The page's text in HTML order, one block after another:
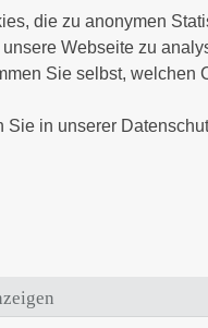
So tragen bei
wie
individuellen
der
und
uns aktiv an
mit anderen
allen beteiligten
auf der Basis
Qualitätssicherung
die zu anonymen
Webseite zu
Sie selbst, welchen
Sie in unserer